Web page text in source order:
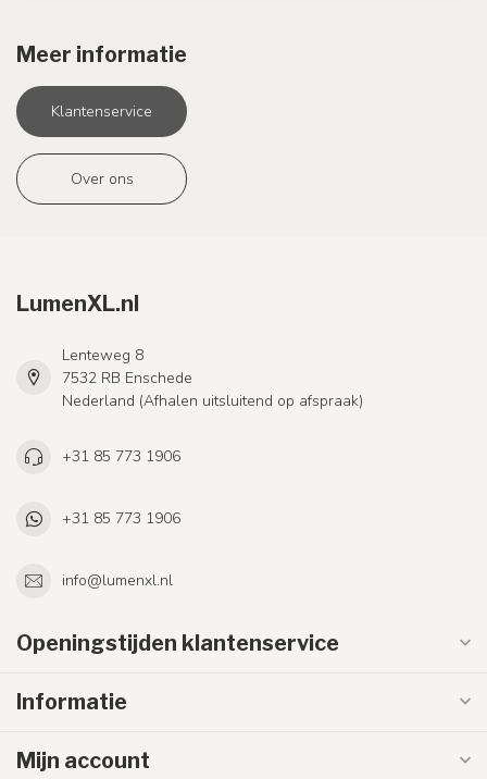
Meer informatie
Klantenservice
Over ons
LumenXL.nl
Lenteweg 8
7532 RB Enschede
Nederland (Afhalen uitsluitend op afspraak)
+31 85 773 1906
+31 85 773 1906
info@lumenxl.nl
Openingstijden klantenservice
Informatie
Mijn account